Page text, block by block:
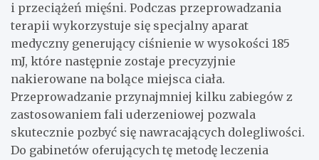
i przeciążeń mięśni. Podczas przeprowadzania
terapii wykorzystuje się specjalny aparat
medyczny generujący ciśnienie w wysokości 185
mJ, które następnie zostaje precyzyjnie
nakierowane na bolące miejsca ciała.
Przeprowadzanie przynajmniej kilku zabiegów z
zastosowaniem fali uderzeniowej pozwala
skutecznie pozbyć się nawracających dolegliwości.
Do gabinetów oferujących tę metodę leczenia